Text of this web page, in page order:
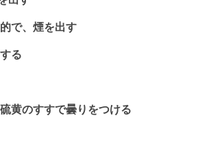
で、煙を出す
る
黄のすすで曇りをつける